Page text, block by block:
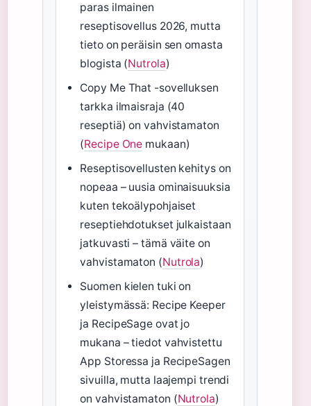
paras ilmainen
reseptisovellus 2026, mutta
tieto on peräisin sen omasta
blogista (Nutrola)
Copy Me That -sovelluksen
tarkka ilmaisraja (40
reseptiä) on vahvistamaton
(Recipe One mukaan)
Reseptisovellusten kehitys on
nopeaa – uusia ominaisuuksia
kuten tekoälypohjaiset
reseptiehdotukset julkaistaan
jatkuvasti – tämä väite on
vahvistamaton (Nutrola)
Suomen kielen tuki on
yleistymässä: Recipe Keeper
ja RecipeSage ovat jo
mukana – tiedot vahvistettu
App Storessa ja RecipeSagen
sivuilla, mutta laajempi trendi
on vahvistamaton (Nutrola)